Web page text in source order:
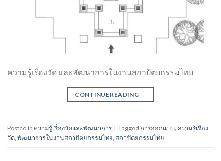
ความรู้เรื่องวัด และพัฒนาการในงานสถาปัตยกรรมไทย
CONTINUE READING →
Posted in ความรู้เรื่องวัดและพัฒนาการ Tagged การออกแบบ, ความรู้เรื่อง
วัด,พัฒนาการในงานสถาปัตยกรรมไทย, สถาปัตยกรรมไทย